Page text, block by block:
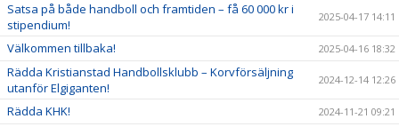
Satsa på både handboll och framtiden – få 60 000 kr i
stipendium!
2025-04-17 14:11
Välkommen tillbaka! 2025-04-16 18:32
Rädda Kristianstad Handbollsklubb – Korvförsäljning
utanför Elgiganten!
2024-12-14 12:26
Rädda KHK! 2024-11-21 09:21